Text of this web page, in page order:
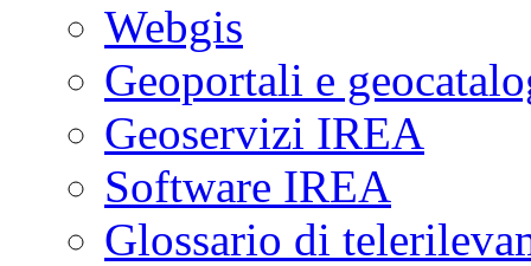
Webgis
Geoportali e
Geoservizi IREA
Software IREA
Glossario di